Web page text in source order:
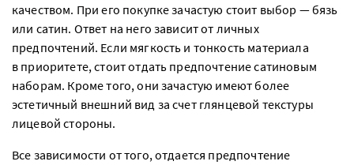
качеством. При его покупке зачастую стоит выбор — бязь
или сатин. Ответ на него зависит от личных
предпочтений. Если мягкость и тонкость материала
в приоритете, стоит отдать предпочтение сатиновым
наборам. Кроме того, они зачастую имеют более
эстетичный внешний вид за счет глянцевой текстуры
лицевой стороны.
Все зависимости от того, отдается предпочтение